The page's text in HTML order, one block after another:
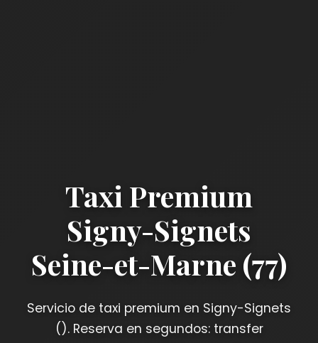
Taxi Premium
Signy-Signets
Seine-et-Marne (77)
Servicio de taxi premium en Signy-Signets
(). Reserva en segundos: transfer